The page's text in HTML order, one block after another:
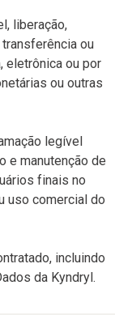
liberação,
ou
eletrônica ou por
ou outras
legível
e manutenção de
finais no
uso comercial do
incluindo
da Kyndryl.